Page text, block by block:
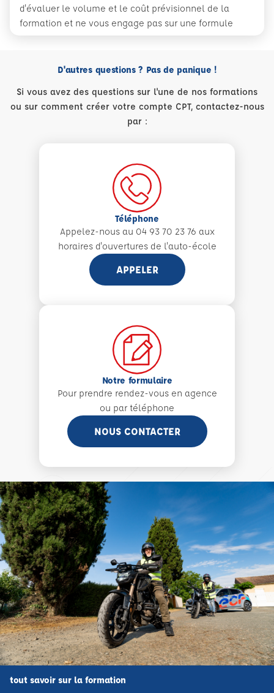
d'évaluer le volume et le coût prévisionnel de la
formation et ne vous engage pas sur une formule
D'autres questions ? Pas de panique !
Si vous avez des questions sur l'une de nos formations
ou sur comment créer votre compte CPT, contactez-nous
par :
Téléphone
Appelez-nous au 04 93 70 23 76 aux
horaires d'ouvertures de l'auto-école
APPELER
Notre formulaire
Pour prendre rendez-vous en agence
ou par téléphone
NOUS CONTACTER
tout savoir sur la formation